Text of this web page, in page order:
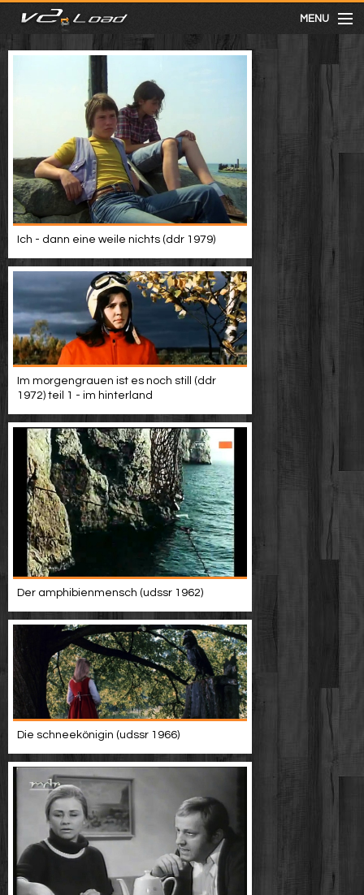
MENU
meist gesehen
kategorien
Menu
Informationen
Werbung
Video suchen
Ich - dann eine weile nichts (ddr 1979)
Im morgengrauen ist es noch still (ddr
1972) teil 1 - im hinterland
Der amphibienmensch (udssr 1962)
Die schneekönigin (udssr 1966)